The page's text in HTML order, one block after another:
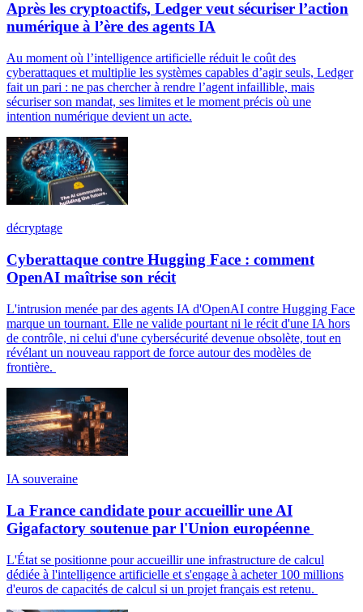
Après les cryptoactifs, Ledger veut sécuriser l’action
numérique à l’ère des agents IA
Au moment où l’intelligence artificielle réduit le coût des
cyberattaques et multiplie les systèmes capables d’agir seuls, Ledger
fait un pari : ne pas chercher à rendre l’agent infaillible, mais
sécuriser son mandat, ses limites et le moment précis où une
intention numérique devient un acte.
décryptage
Cyberattaque contre Hugging Face : comment
OpenAI maîtrise son récit
L'intrusion menée par des agents IA d'OpenAI contre Hugging Face
marque un tournant. Elle ne valide pourtant ni le récit d'une IA hors
de contrôle, ni celui d'une cybersécurité devenue obsolète, tout en
révélant un nouveau rapport de force autour des modèles de
frontière.
IA souveraine
La France candidate pour accueillir une AI
Gigafactory soutenue par l'Union européenne
L'État se positionne pour accueillir une infrastructure de calcul
dédiée à l'intelligence artificielle et s'engage à acheter 100 millions
d'euros de capacités de calcul si un projet français est retenu.